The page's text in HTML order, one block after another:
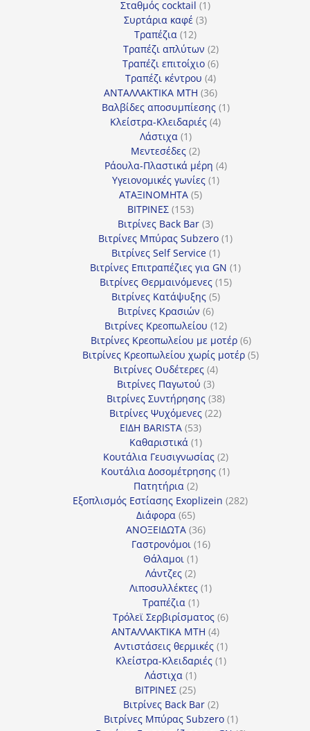
προϊόν
Σταθμός cocktail 11
Συρτάρια καφέ 33
Τραπέζια 1212
προϊόντα
Τραπέζι απλύτων 22
προϊόντα
Τραπέζι επιτοίχιο 66
προϊόντα
Τραπέζι κέντρου 44
προϊόντα
ΑΝΤΑΛΛΑΚΤΙΚΑ MTH 3636
προϊόντα
Βαλβίδες αποσυμπίεσης 11
Κλείστρα-Κλειδαριές 44
Λάστιχα 11
προϊόν
Μεντεσέδες 22
προϊόντα
Ράουλα-Πλαστικά μέρη 44
Υγειονομικές γωνίες 11
ΑΤΑΞΙΝΟΜΗΤΑ 55
ΒΙΤΡΙΝΕΣ 153153
προϊόντα
Βιτρίνες Back Bar 33
προϊόντα
Βιτρίνες Mπύρας Subzero 11
Βιτρίνες Self Service 11
προϊόν
Βιτρίνες Επιτραπέζιες για GN 11
Βιτρίνες Θερμαινόμενες 1515
Βιτρίνες Κατάψυξης 55
Βιτρίνες Κρασιών 66
προϊόντα
Βιτρίνες Κρεοπωλείου 1212
προϊόντα
Βιτρίνες Κρεοπωλείου με μοτέρ 66
προϊόντα
Βιτρίνες Κρεοπωλείου χωρίς μοτέρ 55
Βιτρίνες Ουδέτερες 44
προϊόντα
Βιτρίνες Παγωτού 33
προϊόντα
Βιτρίνες Συντήρησης 3838
προϊόντα
Βιτρίνες Ψυχόμενες 2222
ΕΙΔΗ BARISTA 5353
προϊόντα
Καθαριστικά 11
προϊόν
Κουτάλια Γευσιγνωσίας 22
προϊόντα
Κουτάλια Δοσομέτρησης 11
Πατητήρια 22
προϊόντα
Εξοπλισμός Εστίασης Exoplizein 282282
Διάφορα 6565
προϊόντα
ΑΝΟΞΕΙΔΩΤΑ 3636
προϊόντα
Γαστρονόμοι 1616
Θάλαμοι 11
προϊόν
Λάντζες 22
προϊόντα
Λιποσυλλέκτες 11
Τραπέζια 11
προϊόν
Τρόλεϊ Σερβιρίσματος 66
ΑΝΤΑΛΛΑΚΤΙΚΑ MTH 44
προϊόντα
Αντιστάσεις θερμικές 11
προϊόν
Κλείστρα-Κλειδαριές 11
Λάστιχα 11
προϊόν
ΒΙΤΡΙΝΕΣ 2525
προϊόντα
Βιτρίνες Back Bar 22
προϊόντα
Βιτρίνες Mπύρας Subzero 11